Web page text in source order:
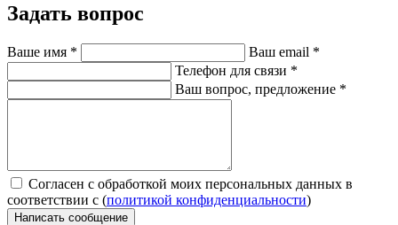
Задать вопрос
Ваше имя * Ваш email *
Телефон для связи *
Ваш вопрос, предложение *
Согласен с обработкой моих персональных данных в
соответствии с (политикой конфиденциальности)
Написать сообщение